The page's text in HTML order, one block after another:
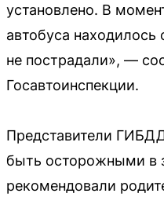
установлено. В
автобуса
не пострадали», —
Госавтоинспекции.
Представители
быть осторожными в
рекомендовали